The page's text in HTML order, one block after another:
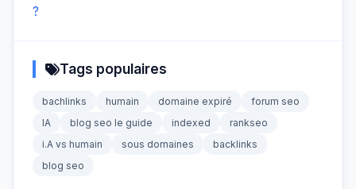
?
Tags populaires
bachlinks humain domaine expiré
forum seo
IA
blog seo le guide indexed
rankseo
i.A vs humain
sous domaines
backlinks
blog seo